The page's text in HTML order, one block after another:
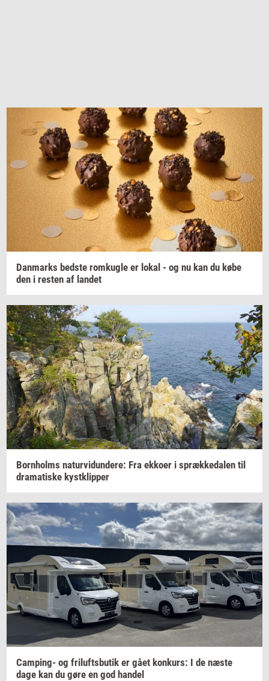
Dan­marks bed­ste rom­kug­le er lokal - og nu kan du købe
den i re­sten af lan­det
Born­holms na­tur­vi­dun­de­re: Fra ek­ko­er i spræk­ke­da­len til
dra­ma­ti­ske kyst­klip­per
Camping-​ og fril­ufts­bu­tik er gået kon­kurs: I de næste
dage kan du gøre en god han­del